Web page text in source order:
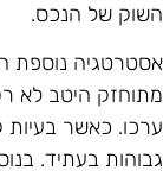
של הנכס.
נוספת
היטב לא
כאשר בעיות
בעתיד.